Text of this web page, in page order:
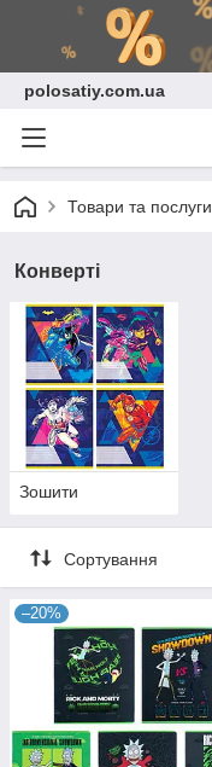
polosatiy.com.ua
Товари та послуги
Конверті
Зошити
Сортування
–20%